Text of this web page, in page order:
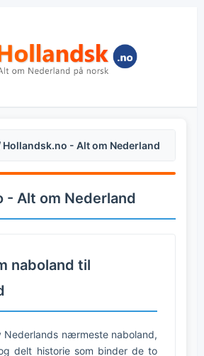
Hollandsk.no - Alt om Nederland
- Alt om Nederland
naboland til
Nederlands nærmeste naboland,
delt historie som binder de to